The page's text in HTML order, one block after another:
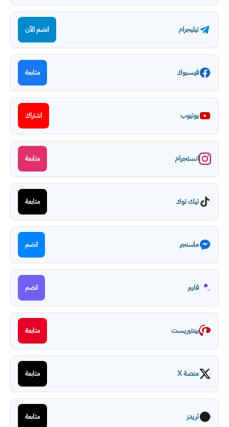
تيليجرام انضم الآن
فيسبوك متابعة
يوتيوب اشتراك
انستجرام متابعة
تيك توك متابعة
ماسنجر انضم
فايبر انضم
بينتيريست متابعة
منصة X متابعة
ثريدز متابعة